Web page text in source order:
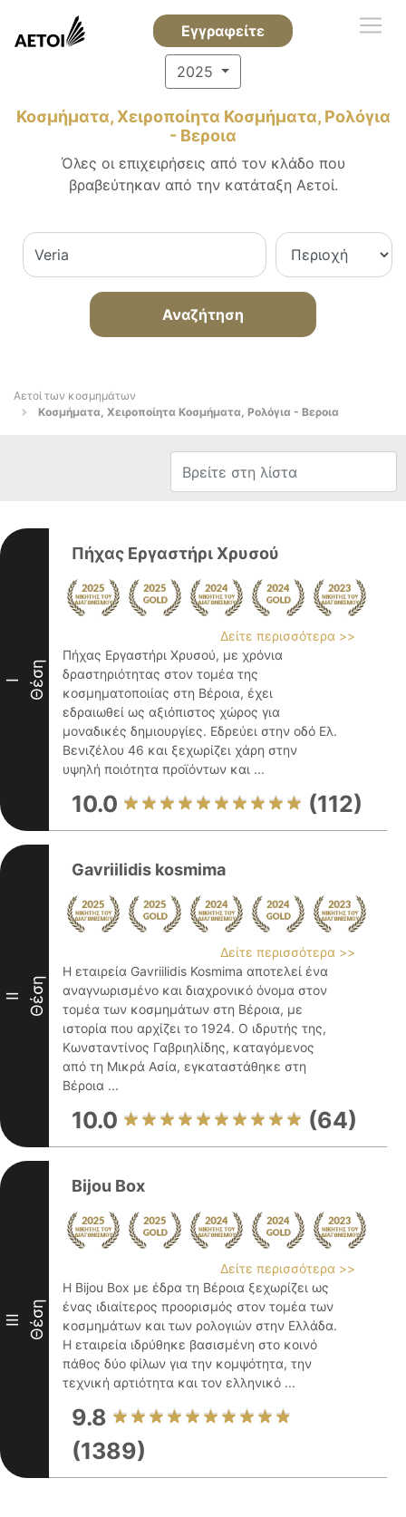
Εγγραφείτε
2025
Κοσμήματα, Χειροποίητα Κοσμήματα, Ρολόγια
- Βεροια
Όλες οι επιχειρήσεις από τον κλάδο που
βραβεύτηκαν από την κατάταξη Αετοί.
Αναζήτηση
Αετοί των κοσμημάτων
Κοσμήματα, Χειροποίητα Κοσμήματα, Ρολόγια - Βεροια
I Θέση
Πήχας Εργαστήρι Χρυσού
Δείτε περισσότερα >>
Πήχας Εργαστήρι Χρυσού, με χρόνια
δραστηριότητας στον τομέα της
κοσμηματοποιίας στη Βέροια, έχει
εδραιωθεί ως αξιόπιστος χώρος για
μοναδικές δημιουργίες. Εδρεύει στην οδό Ελ.
Βενιζέλου 46 και ξεχωρίζει χάρη στην
υψηλή ποιότητα προϊόντων και ...
10.0 (112)
II Θέση
Gavriilidis kosmima
Δείτε περισσότερα >>
Η εταιρεία Gavriilidis Kosmima αποτελεί ένα
αναγνωρισμένο και διαχρονικό όνομα στον
τομέα των κοσμημάτων στη Βέροια, με
ιστορία που αρχίζει το 1924. Ο ιδρυτής της,
Κωνσταντίνος Γαβριηλίδης, καταγόμενος
από τη Μικρά Ασία, εγκαταστάθηκε στη
Βέροια ...
10.0 (64)
III Θέση
Bijou Box
Δείτε περισσότερα >>
Η Bijou Box με έδρα τη Βέροια ξεχωρίζει ως
ένας ιδιαίτερος προορισμός στον τομέα των
κοσμημάτων και των ρολογιών στην Ελλάδα.
Η εταιρεία ιδρύθηκε βασισμένη στο κοινό
πάθος δύο φίλων για την κομψότητα, την
τεχνική αρτιότητα και τον ελληνικό ...
9.8
(1389)